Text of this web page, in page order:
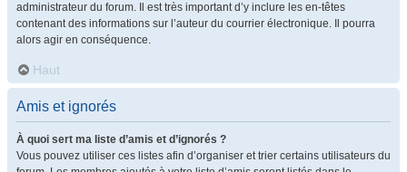
administrateur du forum. Il est très important d’y inclure les en-têtes
contenant des informations sur l’auteur du courrier électronique. Il pourra
alors agir en conséquence.
Haut
Amis et ignorés
À quoi sert ma liste d’amis et d’ignorés ?
Vous pouvez utiliser ces listes afin d’organiser et trier certains utilisateurs du